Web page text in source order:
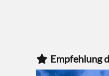
Empfehlung